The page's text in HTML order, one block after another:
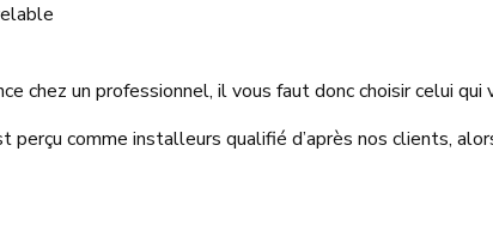
chez un professionnel, il vous faut donc choisir celui qui
perçu comme installeurs qualifié d’après nos clients,